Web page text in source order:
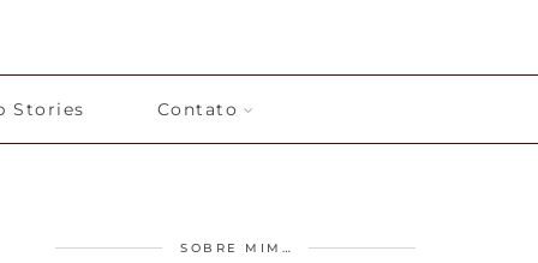
Stories Contato
SOBRE MIM…